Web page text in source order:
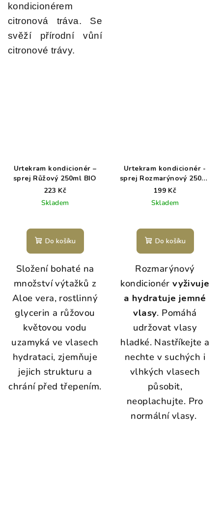
kondicionérem
citronová tráva. Se
svěží přírodní vůní
citronové trávy.
Urtekram kondicionér –
sprej Růžový 250ml BIO
223 Kč
Skladem
Do košíku
Složení bohaté na
množství výtažků z
Aloe vera, rostlinný
glycerin a růžovou
květovou vodu
uzamyká ve vlasech
hydrataci, zjemňuje
jejich strukturu a
chrání před třepením.
Urtekram kondicionér -
sprej Rozmarýnový 250ml
BIO
199 Kč
Skladem
Do košíku
Rozmarýnový
kondicionérvyživuje
a hydratuje jemné
vlasy. Pomáhá
udržovat vlasy
hladké. Nastříkejte a
nechte v suchých i
vlhkých vlasech
působit,
neoplachujte. Pro
normální vlasy.